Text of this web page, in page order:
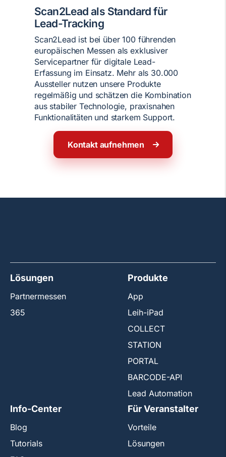
Scan2Lead als Standard für
Lead-Tracking
Scan2Lead ist bei über 100 führenden
europäischen Messen als exklusiver
Servicepartner für digitale Lead-
Erfassung im Einsatz. Mehr als 30.000
Aussteller nutzen unsere Produkte
regelmäßig und schätzen die Kombination
aus stabiler Technologie, praxisnahen
Funktionalitäten und starkem Support.
Kontakt aufnehmen
Lösungen
Partnermessen
365
Produkte
App
Leih-iPad
COLLECT
STATION
PORTAL
BARCODE-API
Lead Automation
Info-Center
Blog
Tutorials
Für Veranstalter
Vorteile
Lösungen